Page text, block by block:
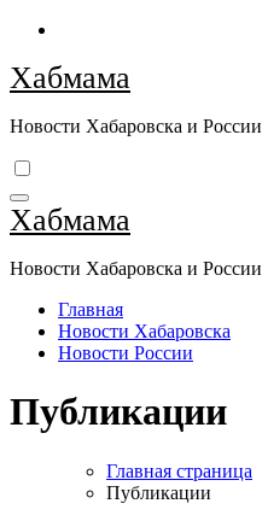
Перейти
содержимому
Хабмама
Новости Хабаровска и России
Хабмама
Новости Хабаровска и России
Главная
Новости Хабаровска
Новости России
Публикации
Главная страница
Публикации